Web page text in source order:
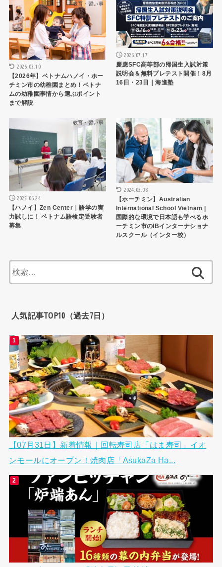
教育・習い事
2026.03.10
【2026年】ベトナムハノイ・ホー
チミン市の幼稚園まとめ！ベトナ
ムの幼稚園事情から選ぶポイント
まで解説
塾
2026.07.17
慶應SFC高等部の帰国生入試対策
説明会＆無料プレテスト開催！8月
16日・23日｜海進塾
教育・習い事
2025.06.24
【ハノイ】Zen Center｜語学の実
力試しに！ ベトナム語検定受験者
募集
教育・習い事
2024.05.08
【ホーチミン】Australian
International School Vietnam |
国際的な環境で日本語も学べるホ
ーチミン市のIBインターナショナ
ルスクール（インター校）
索:
人気記事TOP10（過去7日）
【07月31日】新着情報｜回転寿司店「はま寿司」イオ
ンモールにオープン！焼肉店「AsukaZa Ha...